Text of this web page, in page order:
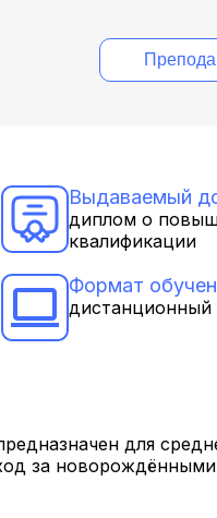
Выдаваемый
диплом о
квалификации
Формат
дистанционный
для
за